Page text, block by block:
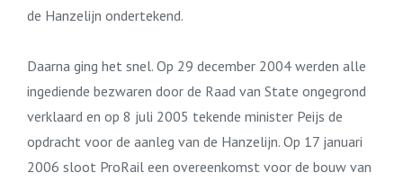
de Hanzelijn ondertekend.
Daarna ging het snel. Op 29 december 2004 werden alle
ingediende bezwaren door de Raad van State ongegrond
verklaard en op 8 juli 2005 tekende minister Peijs de
opdracht voor de aanleg van de Hanzelijn. Op 17 januari
2006 sloot ProRail een overeenkomst voor de bouw van